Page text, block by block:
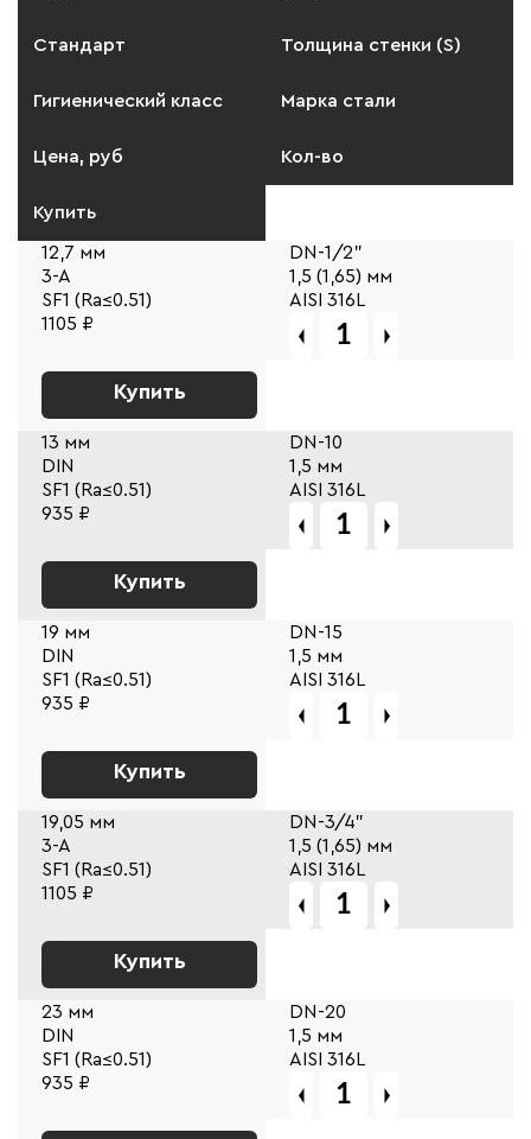
Стандарт Толщина стенки (S)
Гигиенический класс Марка стали
Цена, руб Кол-во
Купить
12,7 мм
DN-1/2"
3-A
1,5 (1,65) мм
SF1 (Ra≤0.51)
AISI 316L
1105 ₽
Купить
13 мм
DN-10
DIN
1,5 мм
SF1 (Ra≤0.51)
AISI 316L
935 ₽
Купить
19 мм
DN-15
DIN
1,5 мм
SF1 (Ra≤0.51)
AISI 316L
935 ₽
Купить
19,05 мм
DN-3/4"
3-A
1,5 (1,65) мм
SF1 (Ra≤0.51)
AISI 316L
1105 ₽
Купить
23 мм
DN-20
DIN
1,5 мм
SF1 (Ra≤0.51)
AISI 316L
935 ₽